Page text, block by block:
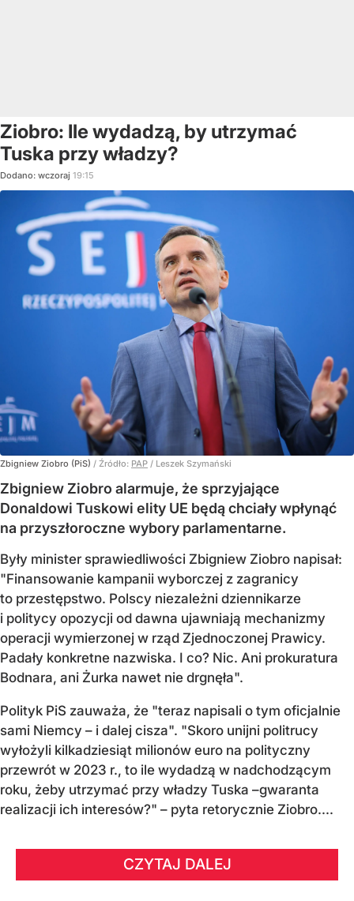
Ziobro: Ile wydadzą, by utrzymać
Tuska przy władzy?
Dodano: wczoraj 19:15
Zbigniew Ziobro (PiS) / Źródło: PAP / Leszek Szymański
Zbigniew Ziobro alarmuje, że sprzyjające
Donaldowi Tuskowi elity UE będą chciały wpłynąć
na przyszłoroczne wybory parlamentarne.
Były minister sprawiedliwości Zbigniew Ziobro napisał:
"Finansowanie kampanii wyborczej z zagranicy
to przestępstwo. Polscy niezależni dziennikarze
i politycy opozycji od dawna ujawniają mechanizmy
operacji wymierzonej w rząd Zjednoczonej Prawicy.
Padały konkretne nazwiska. I co? Nic. Ani prokuratura
Bodnara, ani Żurka nawet nie drgnęła".
Polityk PiS zauważa, że "teraz napisali o tym oficjalnie
sami Niemcy – i dalej cisza". "Skoro unijni politrucy
wyłożyli kilkadziesiąt milionów euro na polityczny
przewrót w 2023 r., to ile wydadzą w nadchodzącym
roku, żeby utrzymać przy władzy Tuska –gwaranta
realizacji ich interesów?" – pyta retorycznie Ziobro....
CZYTAJ DALEJ